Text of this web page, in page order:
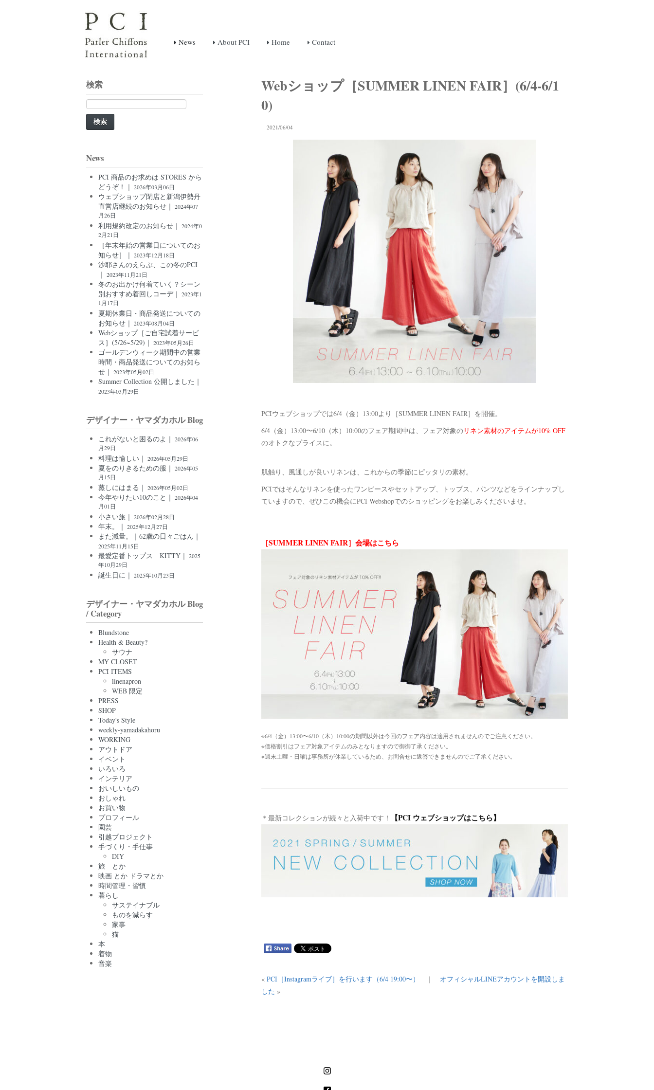
News About PCI Home Contact
Webショップ［SUMMER LINEN FAIR］(6/4-6/1
0)
2021/06/04
PCIウェブショップでは6/4（金）13:00より［SUMMER LINEN FAIR］を開催。
6/4（金）13:00〜6/10（木）10:00のフェア期間中は、フェア対象のリネン素材のアイテムが10% OFF
のオトクなプライスに。
肌触り、風通しが良いリネンは、これからの季節にピッタリの素材。
PCIではそんなリネンを使ったワンピースやセットアップ、トップス、パンツなどをラインナップし
ていますので、ぜひこの機会にPCI Webshopでのショッピングをお楽しみくださいませ。
［SUMMER LINEN FAIR］会場はこちら
※6/4（金）13:00〜6/10（木）10:00の期間以外は今回のフェア内容は適用されませんのでご注意ください。
※価格割引はフェア対象アイテムのみとなりますので御御了承ください。
※週末土曜・日曜は事務所が休業しているため、お問合せに返答できませんのでご了承ください。
＊最新コレクションが続々と入荷中です！ 【PCI ウェブショップはこちら】
« PCI［Instagramライブ］を行います（6/4 19:00〜） ｜ オフィシャルLINEアカウントを開設しま
した »
検索
検
索:
News
PCI 商品のお求めは STORES から
どうぞ！｜ 2026年03月06日
ウェブショップ閉店と新潟伊勢丹
直営店継続のお知らせ｜ 2024年07
月26日
利用規約改定のお知らせ｜ 2024年0
2月21日
［年末年始の営業日についてのお
知らせ］｜ 2023年12月18日
沙耶さんのえらぶ、この冬のPCI
｜ 2023年11月21日
冬のお出かけ何着ていく？シーン
別おすすめ着回しコーデ｜ 2023年1
1月17日
夏期休業日・商品発送についての
お知らせ｜ 2023年08月04日
Webショップ［ご自宅試着サービ
ス］(5/26~5/29)｜ 2023年05月26日
ゴールデンウィーク期間中の営業
時間・商品発送についてのお知ら
せ｜ 2023年05月02日
Summer Collection 公開しました｜
2023年03月29日
デザイナー・ヤマダカホル Blog
これがないと困るのよ｜ 2026年06
月29日
料理は愉しい｜ 2026年05月29日
夏をのりきるための服｜ 2026年05
月15日
蒸しにはまる｜ 2026年05月02日
今年やりたい10のこと｜ 2026年04
月01日
小さい旅｜ 2026年02月28日
年末。｜ 2025年12月27日
また減量。｜62歳の日々ごはん｜
2025年11月15日
最愛定番トップス KITTY｜ 2025
年10月29日
誕生日に｜ 2025年10月23日
デザイナー・ヤマダカホル Blog
/ Category
Blundstone
Health & Beauty?
サウナ
MY CLOSET
PCI ITEMS
linenapron
WEB 限定
PRESS
SHOP
Today's Style
weekly-yamadakahoru
WORKING
アウトドア
イベント
いろいろ
インテリア
おいしいもの
おしゃれ
お買い物
プロフィール
園芸
引越プロジェクト
手づくり・手仕事
DIY
旅 とか
映画 とか ドラマとか
時間管理・習慣
暮らし
サステイナブル
ものを減らす
家事
猫
本
着物
音楽